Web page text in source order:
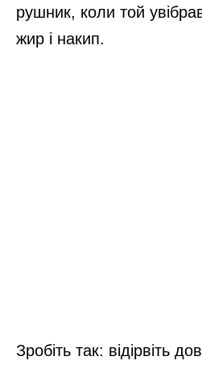
рушник, коли той
жир і накип.
Зробіть так: відірвіть